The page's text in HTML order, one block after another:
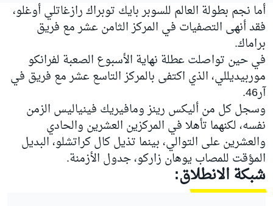
أما نجم بطولة العالم للسوبر بايك توبراك رازغاتلي أوغلو،
فقد أنهى التصفيات في المركز الثامن عشر مع فريق
براماك.
في حين تواصلت عطلة نهاية الأسبوع الصعبة لفرانكو
موربيديللي، الذي اكتفى بالمركز التاسع عشر مع فريق في
آر46.
وسجل كل من أليكس رينز ومافيريك فينياليس الزمن
نفسه، لكنهما تأهلا في المركزين العشرين والحادي
والعشرين على التوالي، بينما تذيل كال كراتشلو، البديل
المؤقت للمصاب يوهان زاركو، جدول الأزمنة.
شبكة الانطلاق: